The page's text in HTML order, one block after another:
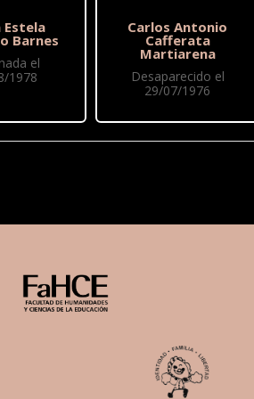
Estela
Barnes
el
1978
Carlos Antonio
Cafferata
Martiarena
Desaparecido el
29/07/1976